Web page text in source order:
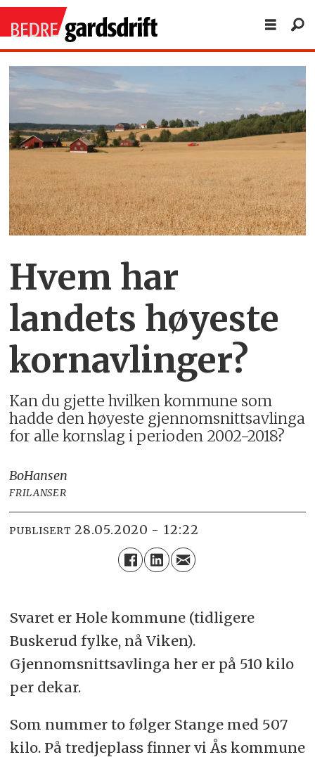
Hvem har
landets høyeste
kornavlinger?
Kan du gjette hvilken kommune som
hadde den høyeste gjennomsnittsavlinga
for alle kornslag i perioden 2002-2018?
BoHansen
FRILANSER
PUBLISERT 28.05.2020 - 12:22
Svaret er Hole kommune (tidligere
Buskerud fylke, nå Viken).
Gjennomsnittsavlinga her er på 510 kilo
per dekar.
Som nummer to følger Stange med 507
kilo. På tredjeplass finner vi Ås kommune